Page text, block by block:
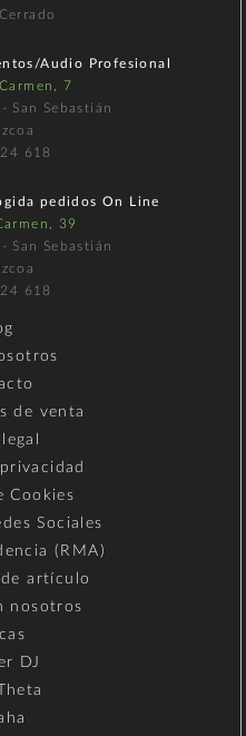
Audio Profesional
7
San Sebastián
618
pedidos On Line
39
San Sebastián
618
de venta
Cookies
Sociales
(RMA)
artículo
nosotros
DJ